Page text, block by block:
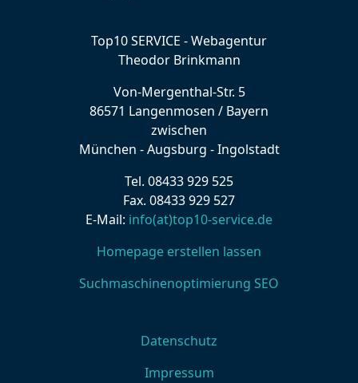
Top10 SERVICE - Webagentur
Theodor Brinkmann
Von-Mergenthal-Str. 5
86571 Langenmosen / Bayern
zwischen
München - Augsburg - Ingolstadt
Tel. 08433 929 525
Fax. 08433 929 527
E-Mail: info(at)top10-service.de
Homepage erstellen lassen
Suchmaschinenoptimierung SEO
Datenschutz
Impressum